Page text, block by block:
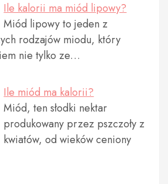
Ile kalorii ma miód lipowy?
Miód lipowy to jeden z
rodzajów miodu, który
nie tylko ze…
Ile miód ma kalorii?
Miód, ten słodki nektar
produkowany przez pszczoły z
kwiatów, od wieków ceniony